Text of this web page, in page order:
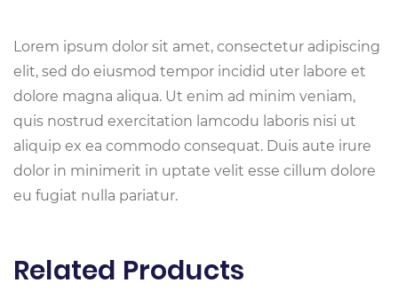
Lorem ipsum dolor sit amet, consectetur adipiscing
elit, sed do eiusmod tempor incidid uter labore et
dolore magna aliqua. Ut enim ad minim veniam,
quis nostrud exercitation lamcodu laboris nisi ut
aliquip ex ea commodo consequat. Duis aute irure
dolor in minimerit in uptate velit esse cillum dolore
eu fugiat nulla pariatur.
Related Products